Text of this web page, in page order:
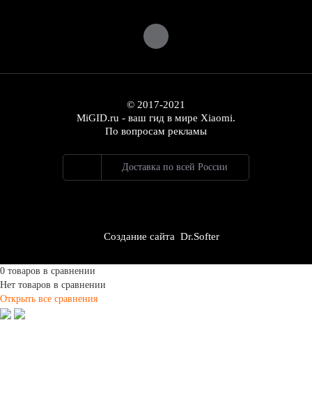
© 2017-2021
MiGID.ru - ваш гид в мире Xiaomi.
По вопросам рекламы
Доставка по всей России
Создание сайта Dr.Softer
0 товаров в сравнении
Нет товаров в сравнении
Открыть все сравнения